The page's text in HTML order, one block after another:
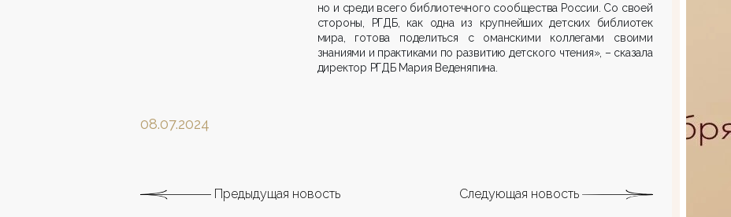
но и среди всего библиотечного сообщества России. Со своей
стороны, РГДБ, как одна из крупнейших детских библиотек
мира, готова поделиться с оманскими коллегами своими
знаниями и практиками по развитию детского чтения», – сказала
директор РГДБ Мария Веденяпина.
08.07.2024
Предыдущая новость Следующая новость